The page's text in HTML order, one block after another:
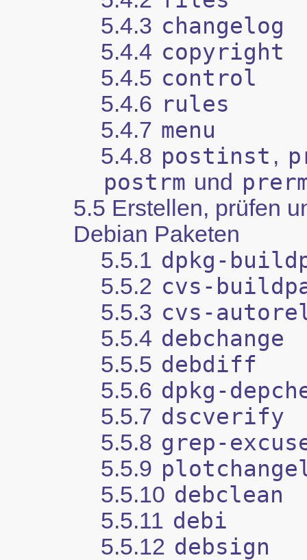
5.4.3 changelog
5.4.4 copyright
5.4.5 control
5.4.6 rules
5.4.7 menu
5.4.8 postinst ,
postrm und
5.5 Erstellen, prüfen
Debian Paketen
5.5.1 dpkg-
5.5.2 cvs-
5.5.3 cvs-
5.5.4 debchange
5.5.5 debdiff
5.5.6 dpkg-
5.5.7 dscverify
5.5.8 grep-
5.5.9
5.5.10 debclean
5.5.11 debi
5.5.12 debsign